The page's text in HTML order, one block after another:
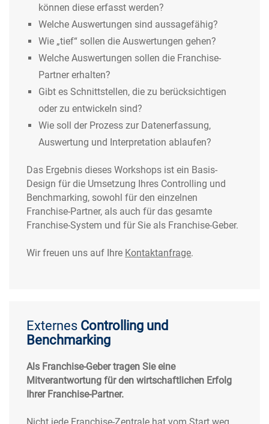
können diese erfasst werden?
Welche Auswertungen sind aussagefähig?
Wie „tief“ sollen die Auswertungen gehen?
Welche Auswertungen sollen die Franchise-
Partner erhalten?
Gibt es Schnittstellen, die zu berücksichtigen
oder zu entwickeln sind?
Wie soll der Prozess zur Datenerfassung,
Auswertung und Interpretation ablaufen?
Das Ergebnis dieses Workshops ist ein Basis-
Design für die Umsetzung Ihres Controlling und
Benchmarking, sowohl für den einzelnen
Franchise-Partner, als auch für das gesamte
Franchise-System und für Sie als Franchise-Geber.
Wir freuen uns auf Ihre Kontaktanfrage.
Externes Controlling und
Benchmarking
Als Franchise-Geber tragen Sie eine
Mitverantwortung für den wirtschaftlichen Erfolg
Ihrer Franchise-Partner.